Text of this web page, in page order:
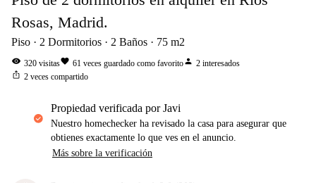
Rosas, Madrid.
Piso 2 Dormitorios 2 Baños 75 m2
visibility 320 visitasfavorite 61 veces guardado como favoritoperson 2 interesados
ios_share 2 veces compartido
propiedad verificada por Javi
Nuestro homechecker ha revisado la casa para asegurar que
obtienes exactamente lo que ves en el anuncio.
Más sobre la verificación